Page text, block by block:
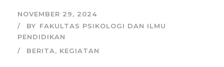
NOVEMBER 29, 2024
BY FAKULTAS PSIKOLOGI DAN ILMU
PENDIDIKAN
BERITA, KEGIATAN